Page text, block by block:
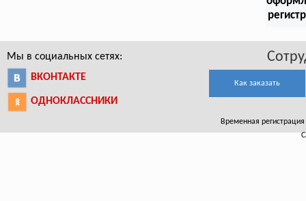
Мы в социальных сетях:
ВКОНТАКТЕ
ОДНОКЛАССНИКИ
Как заказать
Временная